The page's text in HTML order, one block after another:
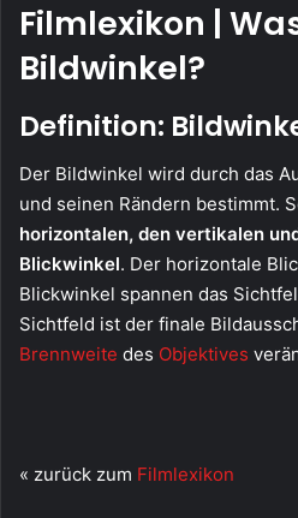
Filmlexikon |
Bildwinkel?
Definition:
Der Bildwinkel wird durch das
und seinen Rändern bestimmt.
horizontalen, den vertikalen
Blickwinkel. Der horizontale
Blickwinkel spannen das
Sichtfeld ist der finale
Brennweite des Objektives
« zurück zum Filmlexikon